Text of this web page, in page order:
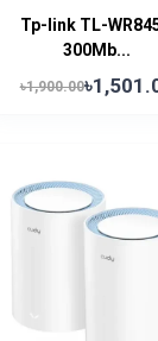
Tp-link TL-
300Mb...
৳1,900.00